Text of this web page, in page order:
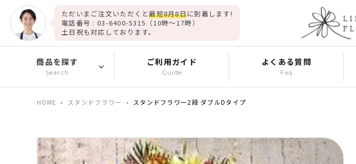
ただいまご注文いただくと最短8月8日に到着します!
電話番号 : 03-6400-5315（10時～17時）
土日祝も対応しております。
商品を探す
Search
ご利用ガイド
Guide
よくある質問
Faq
HOME スタンドフラワー スタンドフラワー2段 ダブルDタイプ